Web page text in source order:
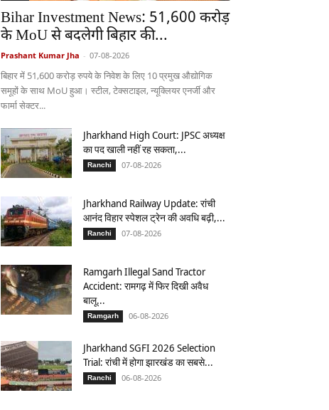
Bihar Investment News: 51,600 करोड़
के MoU से बदलेगी बिहार की...
Prashant Kumar Jha - 07-08-2026
बिहार में 51,600 करोड़ रुपये के निवेश के लिए 10 प्रमुख औद्योगिक
समूहों के साथ MoU हुआ। स्टील, टेक्सटाइल, न्यूक्लियर एनर्जी और
फार्मा सेक्टर...
Jharkhand High Court: JPSC अध्यक्ष
का पद खाली नहीं रह सकता,...
Ranchi 07-08-2026
Jharkhand Railway Update: रांची
आनंद विहार स्पेशल ट्रेन की अवधि बढ़ी,...
Ranchi 07-08-2026
Ramgarh Illegal Sand Tractor
Accident: रामगढ़ में फिर दिखी अवैध
बालू...
Ramgarh 06-08-2026
Jharkhand SGFI 2026 Selection
Trial: रांची में होगा झारखंड का सबसे...
Ranchi 06-08-2026